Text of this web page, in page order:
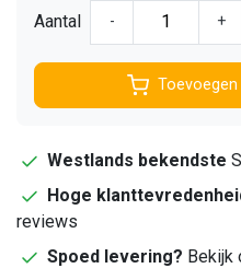
Aantal - +
Westlands bekendste
Hoge
reviews
Spoed levering? Bekijk